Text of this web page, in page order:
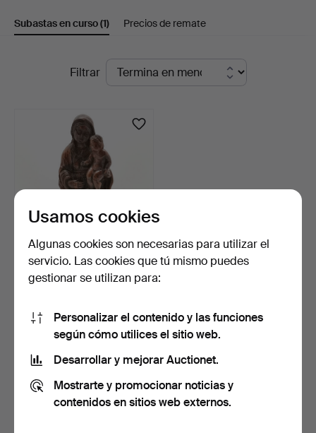
en
Auctioneers
Valuers
Subastas en curso(1) Precios de remate
SubastasFiltrar
TALLA RELIGIOSA DE
MADERA TALLADA A
196 USD
Suscribir búsqueda
También puedes buscar ennuestro archivo de
subastas concluidas.
Usamos cookies
Algunas cookies son necesarias para utilizar el
servicio. Las cookies que tú mismo puedes
gestionar se utilizan para:
Personalizar el contenido y las funciones
según cómo utilices el sitio web.
Desarrollar y mejorar Auctionet.
Mostrarte y promocionar noticias y
contenidos en sitios web externos.